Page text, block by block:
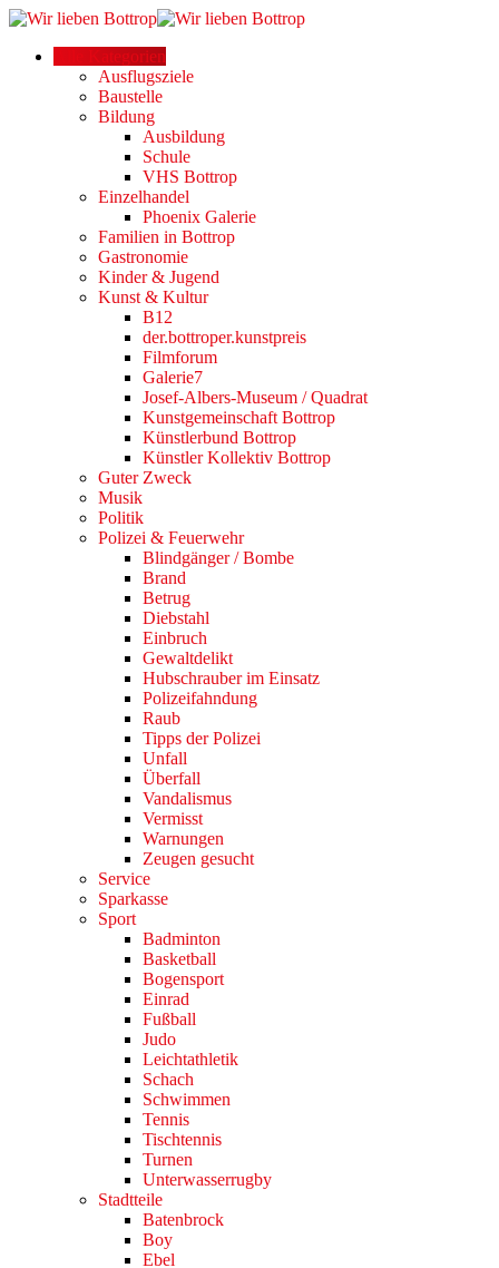
Alle Kategorien
Ausflugsziele
Baustelle
Bildung
Ausbildung
Schule
VHS Bottrop
Einzelhandel
Phoenix Galerie
Familien in Bottrop
Gastronomie
Kinder & Jugend
Kunst & Kultur
B12
der.bottroper.kunstpreis
Filmforum
Galerie7
Josef-Albers-Museum / Quadrat
Kunstgemeinschaft Bottrop
Künstlerbund Bottrop
Künstler Kollektiv Bottrop
Guter Zweck
Musik
Politik
Polizei & Feuerwehr
Blindgänger / Bombe
Brand
Betrug
Diebstahl
Einbruch
Gewaltdelikt
Hubschrauber im Einsatz
Polizeifahndung
Raub
Tipps der Polizei
Unfall
Überfall
Vandalismus
Vermisst
Warnungen
Zeugen gesucht
Service
Sparkasse
Sport
Badminton
Basketball
Bogensport
Einrad
Fußball
Judo
Leichtathletik
Schach
Schwimmen
Tennis
Tischtennis
Turnen
Unterwasserrugby
Stadtteile
Batenbrock
Boy
Ebel